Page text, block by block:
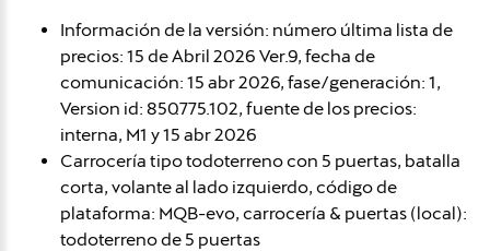
Información de la versión: número última lista de
precios: 15 de Abril 2026 Ver.9, fecha de
comunicación: 15 abr 2026, fase/generación: 1,
Version id: 850.775.102, fuente de los precios:
interna, M1 y 15 abr 2026
Carrocería tipo todoterreno con 5 puertas, batalla
corta, volante al lado izquierdo, código de
plataforma: MQB-evo, carrocería & puertas (local):
todoterreno de 5 puertas